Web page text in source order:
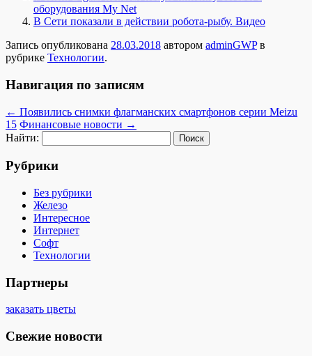
оборудования My Net
В Сети показали в действии робота-рыбу. Видео
Запись опубликована 28.03.2018 автором adminGWPв
рубрике Технологии.
Навигация по записям
← Появились снимки флагманских смартфонов серии Meizu
15 Финансовые новости →
Найти:
Рубрики
Без рубрики
Железо
Интересное
Интернет
Софт
Технологии
Партнеры
заказать цветы
Свежие новости